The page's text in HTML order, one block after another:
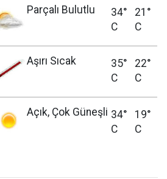
Parçalı Bulutlu
34°
C
21°
C
Aşırı Sıcak
35°
C
22°
C
Açık, Çok Güneşli 34°
C
19°
C